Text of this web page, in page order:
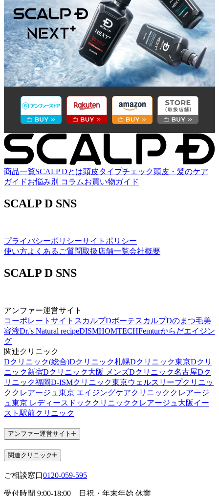
商品一覧SCALP Dとは頭皮タイプチェック頭皮・髪のケア
ガイドお悩み別 コラムお買い物ガイド
SCALP D SNS
プライバシーポリシーサイトポリシー
使い方よくあるご質問取扱店舗一覧会社概要
SCALP D SNS
アンファー運営サイト
コーポレートサイト スカルプDボーテスカルプDのまつ毛美
容液Dr.'s Natural recipeDISMHOMTECHFemturからだエイジン
グ
関連クリニック
Dクリニック(総合)Dクリニック札幌Dクリニック東京Dクリ
ニック新宿Dクリニック大阪 メンズDクリニック名古屋Dク
リニック福岡D-ISMクリニック東京ウェルスリープクリニッ
ク クレアージュ東京 エイジングケアクリニック クレアージ
ュ東京 レディースドッククリニック クレアージュ大阪イー
スト駅前クリニック
アンファー運営サイト
関連クリニック
ご相談窓口0120-059-595
受付時間 9:00-18:00 日祝・年末年始 休業